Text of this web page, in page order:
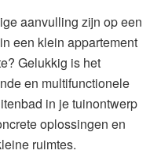
aanvulling zijn op een
een klein appartement
Gelukkig is het
en multifunctionele
in je tuinontwerp
oplossingen en
ruimtes.